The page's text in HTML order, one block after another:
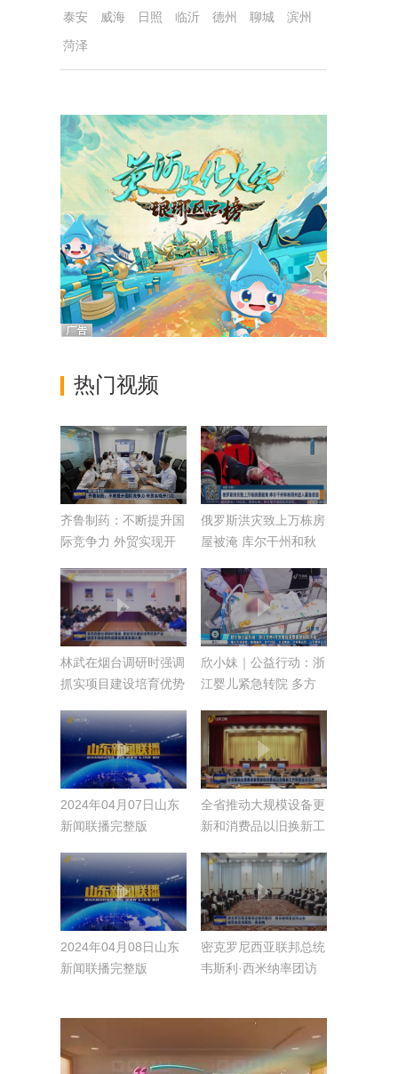
泰安
威海 日照 临沂 德州 聊城
滨州
菏泽
热门视频
齐鲁制药：不断提升国
际竞争力 外贸实现开
头】
俄罗斯洪灾致上万栋房
屋被淹 库尔干州和秋
林武在烟台调研时强调
抓实项目建设培育优势
低碳高质量发展之路
欣小妹｜公益行动：浙
江婴儿紧急转院 多方
2024年04月07日山东
新闻联播完整版
全省推动大规模设备更
新和消费品以旧换新工
2024年04月08日山东
新闻联播完整版
密克罗尼西亚联邦总统
韦斯利·西米纳率团访